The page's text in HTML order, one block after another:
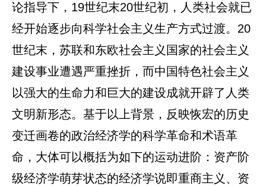
论指导下，19世纪末20世纪初，人类社会就已
经开始逐步向科学社会主义生产方式过渡。20
世纪末，苏联和东欧社会主义国家的社会主义
建设事业遭遇严重挫折，而中国特色社会主义
以强大的生命力和巨大的建设成就开辟了人类
文明新形态。基于以上背景，反映恢宏的历史
变迁画卷的政治经济学的科学革命和术语革
命，大体可以概括为如下的运动进阶：资产阶
级经济学萌芽状态的经济学说即重商主义、资